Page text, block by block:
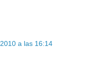
a las 16:14